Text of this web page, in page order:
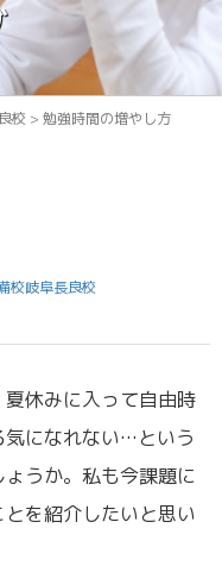
校 > 勉強時間の増やし方
校岐阜長良校
休みに入って自由時
気になれない…という
うか。私も今課題に
を紹介したいと思い